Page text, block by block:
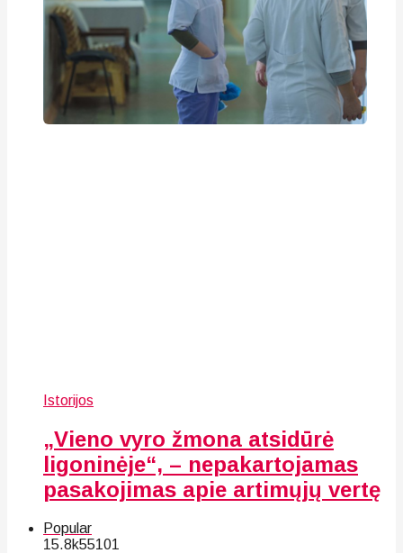
Istorijos
„Vieno vyro žmona atsidūrė
ligoninėje“, – nepakartojamas
pasakojimas apie artimųjų vertę
Popular
15.8k55101